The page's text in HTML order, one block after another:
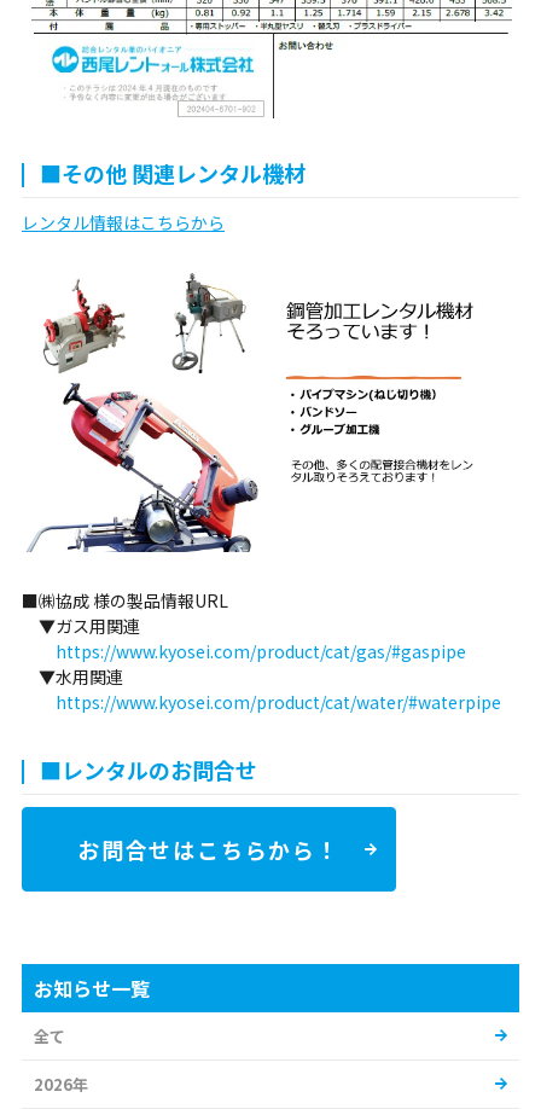
■その他 関連レンタル機材
レンタル情報はこちらから
■㈱協成 様の製品情報URL
▼ガス用関連
https://www.kyosei.com/product/cat/gas/#gaspipe
▼水用関連
https://www.kyosei.com/product/cat/water/#waterpipe
■レンタルのお問合せ
お問合せはこちらから！
お知らせ一覧
全て
2026年